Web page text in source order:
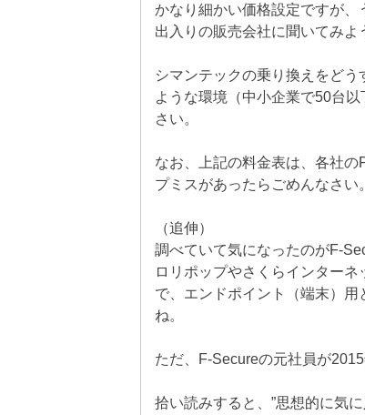
かなり細かい価格設定ですが、
出入りの販売会社に聞いてみよ
シマンテックの乗り換えをど
ような環境（中小企業で50台
さい。
なお、上記の料金表は、各社
プミスがあったらごめんなさい。
（追伸）
調べていて気になったのがF-
ロリポップやさくらインターネ
で、エンドポイント（端末）
ね。
ただ、F-Secureの元社員が
拾い読みすると、”思想的に気